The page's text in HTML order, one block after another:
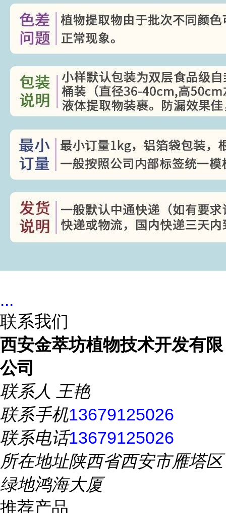
...
联系我们
西安金萃坊植物技术开发有限
公司
联系人 王艳
联系手机13679125026
联系电话13679125026
所在地址陕西省西安市雁塔区
绿地鸿海大厦
推荐产品